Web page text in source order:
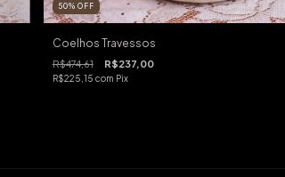
50% OFF
Coelhos Travessos
R$474,61 R$237,00
R$225,15 com Pix